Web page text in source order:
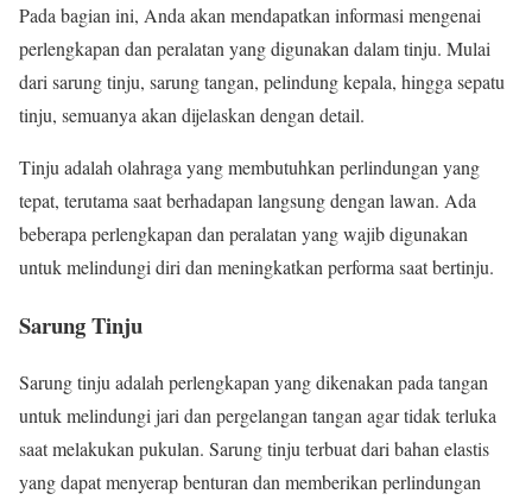
Pada bagian ini, Anda akan mendapatkan informasi mengenai
perlengkapan dan peralatan yang digunakan dalam tinju. Mulai
dari sarung tinju, sarung tangan, pelindung kepala, hingga sepatu
tinju, semuanya akan dijelaskan dengan detail.
Tinju adalah olahraga yang membutuhkan perlindungan yang
tepat, terutama saat berhadapan langsung dengan lawan. Ada
beberapa perlengkapan dan peralatan yang wajib digunakan
untuk melindungi diri dan meningkatkan performa saat bertinju.
Sarung Tinju
Sarung tinju adalah perlengkapan yang dikenakan pada tangan
untuk melindungi jari dan pergelangan tangan agar tidak terluka
saat melakukan pukulan. Sarung tinju terbuat dari bahan elastis
yang dapat menyerap benturan dan memberikan perlindungan